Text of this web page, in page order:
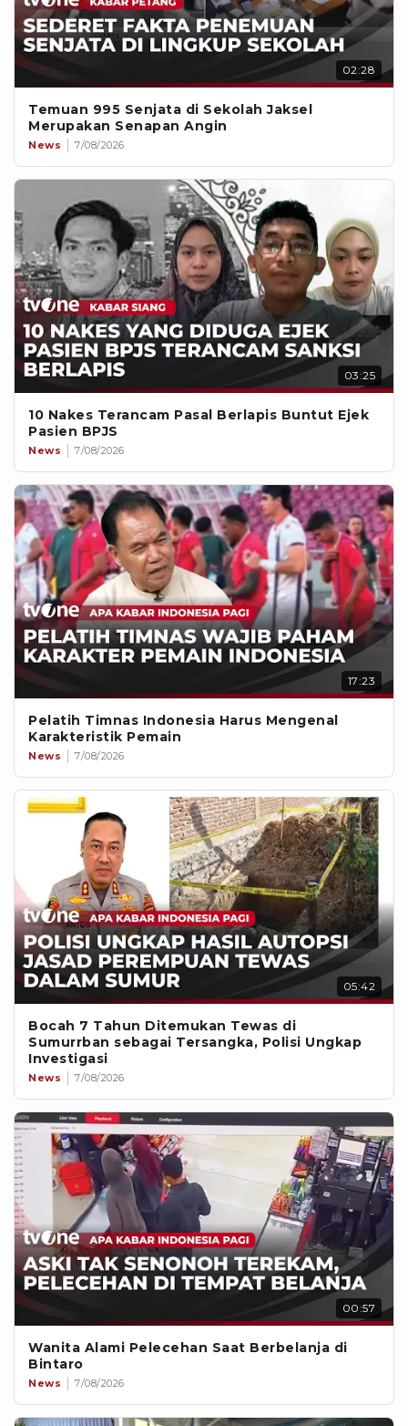
02:28
Temuan 995 Senjata di Sekolah Jaksel
Merupakan Senapan Angin
News 7/08/2026
03:25
10 Nakes Terancam Pasal Berlapis Buntut Ejek
Pasien BPJS
News 7/08/2026
17:23
Pelatih Timnas Indonesia Harus Mengenal
Karakteristik Pemain
News 7/08/2026
05:42
Bocah 7 Tahun Ditemukan Tewas di
Sumurrban sebagai Tersangka, Polisi Ungkap
Investigasi
News 7/08/2026
00:57
Wanita Alami Pelecehan Saat Berbelanja di
Bintaro
News 7/08/2026